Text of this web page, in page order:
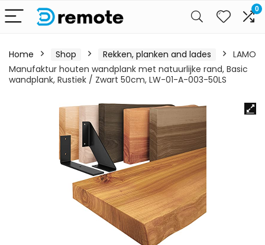
0
Home Shop Rekken, planken and lades
LAMO
Manufaktur houten wandplank met natuurlijke rand, Basic
wandplank, Rustiek / Zwart 50cm, LW-01-A-003-50LS